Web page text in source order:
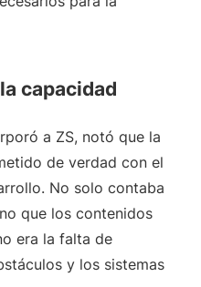
capacidad
a ZS, notó que la
de verdad con el
No solo contaba
que los contenidos
era la falta de
y los sistemas